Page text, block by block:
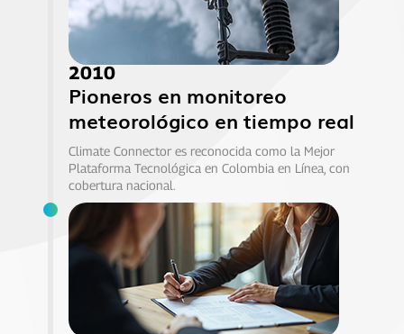
2010
Pioneros en monitoreo
meteorológico en tiempo real
Climate Connector es reconocida como la Mejor
Plataforma Tecnológica en Colombia en Línea, con
cobertura nacional.